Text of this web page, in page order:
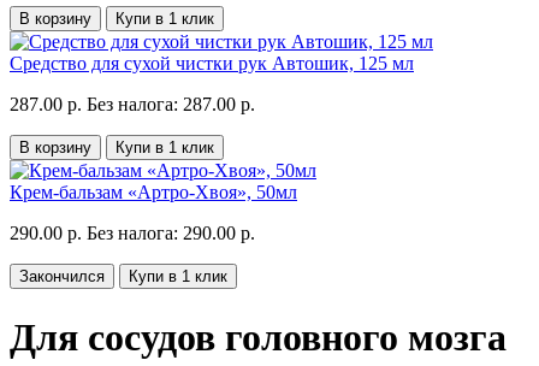
В корзину Купи в 1 клик
Средство для сухой чистки рук Автошик, 125 мл
287.00 р. Без налога: 287.00 р.
В корзину Купи в 1 клик
Крем-бальзам «Артро-Хвоя», 50мл
290.00 р. Без налога: 290.00 р.
Закончился Купи в 1 клик
Для сосудов головного мозга